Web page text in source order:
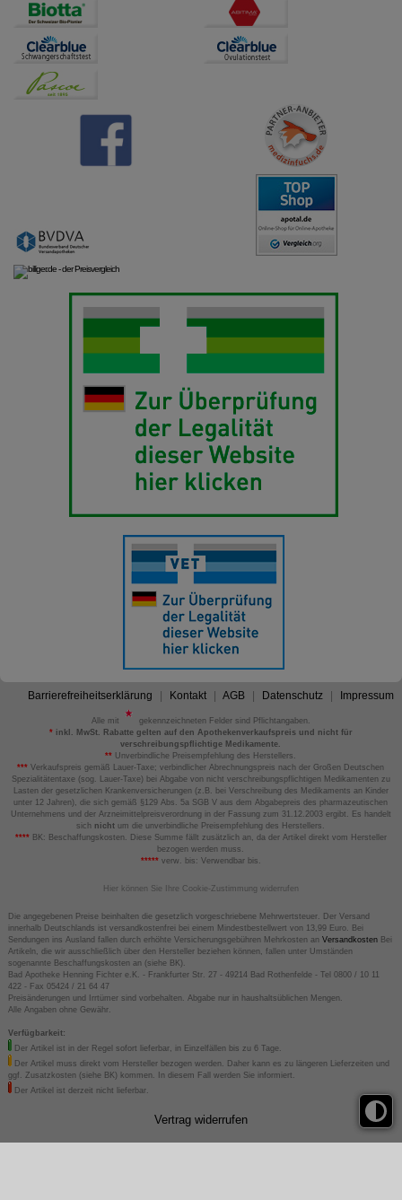
Barrierefreiheitserklärung Kontakt AGB Datenschutz Impressum
Alle mit
gekennzeichneten Felder sind Pflichtangaben.
*inkl. MwSt. Rabatte gelten auf den Apothekenverkaufspreis und nicht für
verschreibungspflichtige Medikamente.
** Unverbindliche Preisempfehlung des Herstellers.
*** Verkaufspreis gemäß Lauer-Taxe; verbindlicher Abrechnungspreis nach der Großen Deutschen
Spezialitätentaxe (sog. Lauer-Taxe) bei Abgabe von nicht verschreibungspflichtigen Medikamenten zu
Lasten der gesetzlichen Krankenversicherungen (z.B. bei Verschreibung des Medikaments an Kinder
unter 12 Jahren), die sich gemäß §129 Abs. 5a SGB V aus dem Abgabepreis des pharmazeutischen
Unternehmens und der Arzneimittelpreisverordnung in der Fassung zum 31.12.2003 ergibt. Es handelt
sich nicht um die unverbindliche Preisempfehlung des Herstellers.
****BK: Beschaffungskosten. Diese Summe fällt zusätzlich an, da der Artikel direkt vom Hersteller
bezogen werden muss.
*****verw. bis: Verwendbar bis.
Hier können Sie Ihre Cookie-Zustimmung widerrufen
Die angegebenen Preise beinhalten die gesetzlich vorgeschriebene Mehrwertsteuer. Der Versand
innerhalb Deutschlands ist versandkostenfrei bei einem Mindestbestellwert von 13,99 Euro. Bei
Sendungen ins Ausland fallen durch erhöhte Versicherungsgebühren Mehrkosten an VersandkostenBei
Artikeln, die wir ausschließlich über den Hersteller beziehen können, fallen unter Umständen
sogenannte Beschaffungskosten an (siehe BK).
Bad Apotheke Henning Fichter e.K. - Frankfurter Str. 27 - 49214 Bad Rothenfelde - Tel 0800 / 10 11
422 - Fax 05424 / 21 64 47
Preisänderungen und Irrtümer sind vorbehalten. Abgabe nur in haushaltsüblichen Mengen.
Alle Angaben ohne Gewähr.
Verfügbarkeit:
Der Artikel ist in der Regel sofort lieferbar, in Einzelfällen bis zu 6 Tage.
Der Artikel muss direkt vom Hersteller bezogen werden. Daher kann es zu längeren Lieferzeiten und
ggf. Zusatzkosten (siehe BK) kommen. In diesem Fall werden Sie informiert.
Der Artikel ist derzeit nicht lieferbar.
Vertrag widerrufen